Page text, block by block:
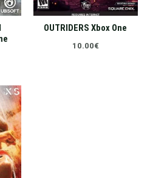
OUTRIDERS Xbox One
10.00€